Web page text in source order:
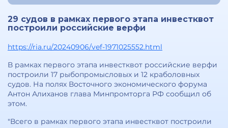
29 судов в рамках первого этапа инвестквот
построили российские верфи
https://ria.ru/20240906/vef-1971025552.html
В рамках первого этапа инвестквот российские верфи
построили 17 рыбопромысловых и 12 краболовных
судов. На полях Восточного экономического форума
Антон Алиханов глава Минпромторга РФ сообщил об
этом.
"Всего в рамках первого этапа инвестквот построили